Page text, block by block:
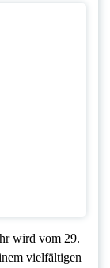
wird vom 29.
vielfältigen